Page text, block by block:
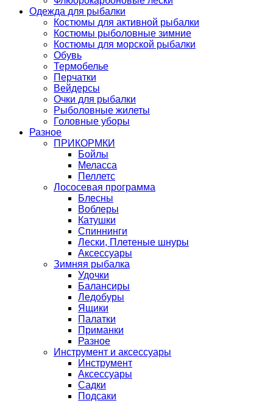
Одежда для рыбалки
Костюмы для активной рыбалки
Костюмы рыболовные зимние
Костюмы для морской рыбалки
Обувь
Термобелье
Перчатки
Вейдерсы
Очки для рыбалки
Рыболовные жилеты
Головные уборы
Разное
ПРИКОРМКИ
Бойлы
Меласса
Пеллетс
Лососевая программа
Блесны
Воблеры
Катушки
Спиннинги
Лески, Плетеные шнуры
Аксессуары
Зимняя рыбалка
Удочки
Балансиры
Ледобуры
Ящики
Палатки
Приманки
Разное
Инструмент и аксессуары
Инструмент
Аксессуары
Садки
Подсаки